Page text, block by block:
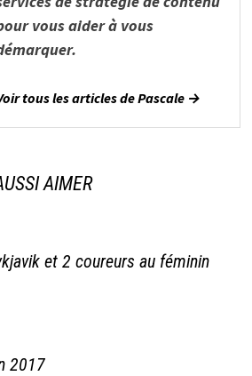
vous aider à vous
tous les articles de Pascale →
AIMER
et 2 coureurs au féminin
2017